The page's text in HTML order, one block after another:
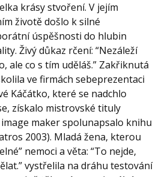
krásy stvoření. V jejím
životě došlo k silné
úspěšnosti do hlubin
Živý důkaz rčení: “Nezáleží
ale co s tím uděláš.” Zakřiknutá
ve firmách sebeprezentaci
Káčátko, které se nadchlo
získalo mistrovské tituly
maker spolunapsalo knihu
2003). Mladá žena, kterou
nemoci a věta: “To nejde,
vystřelila na dráhu testování